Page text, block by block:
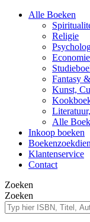
Alle Boeken
Religie
Fantasy
Kunst,
Alle
Inkoop boeken
Klantenservice
Contact
Zoeken
Zoeken